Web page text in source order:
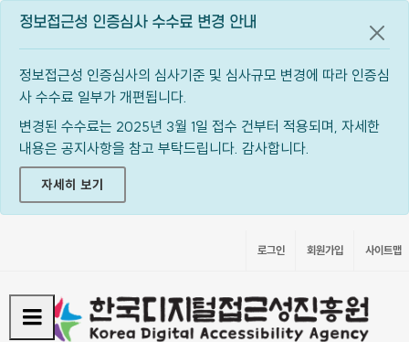
정보접근성 인증심사 수수료 변경 안내
정보접근성 인증심사의 심사기준 및 심사규모 변경에 따라 인증심
사 수수료 일부가 개편됩니다.
변경된 수수료는 2025년 3월 1일 접수 건부터 적용되며, 자세한
내용은 공지사항을 참고 부탁드립니다. 감사합니다.
자세히 보기
공지
로그인 회원가입 사이트맵